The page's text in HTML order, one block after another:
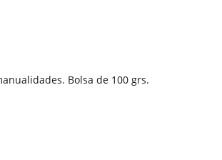
Bolsa de 100 grs.